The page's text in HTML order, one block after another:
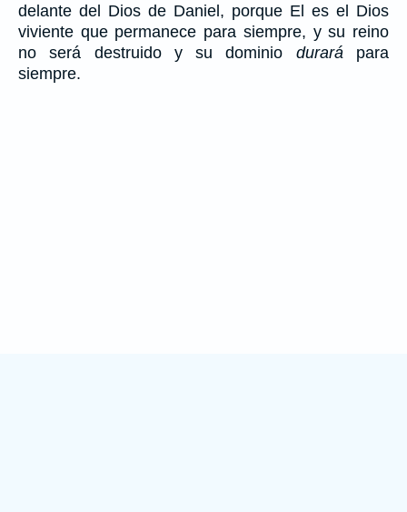
delante del Dios de Daniel, porque El es el Dios
viviente que permanece para siempre, y su reino
no será destruido y su dominio durará para
siempre.